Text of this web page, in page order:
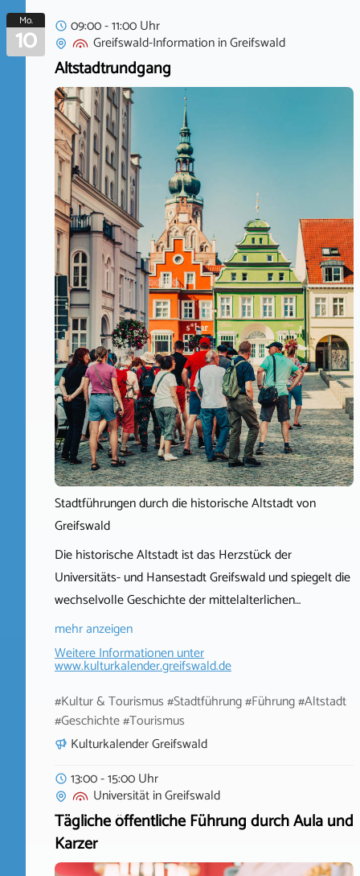
Mo.
10
09:00 - 11:00 Uhr
Greifswald-InformationinGreifswald
Altstadtrundgang
Stadtführungen durch die historische Altstadt von
Greifswald
Die historische Altstadt ist das Herzstück der
Universitäts- und Hansestadt Greifswald und spiegelt die
wechselvolle Geschichte der mittelalterlichen…
mehr anzeigen
Weitere Informationen unter
www.kulturkalender.greifswald.de
#Kultur & Tourismus #Stadtführung #Führung #Altstadt
#Geschichte #Tourismus
Kulturkalender Greifswald
13:00 - 15:00 Uhr
UniversitätinGreifswald
Tägliche öffentliche Führung durch Aula und
Karzer